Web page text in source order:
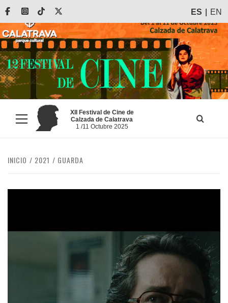
Saltar
contenido
FacebookInstagram
Tiktok ES EN
Menú
principal
XII Festival de Cine de
Calzada de Calatrava
1 /11 Octubre 2025
INICIO 2021 GUARDA